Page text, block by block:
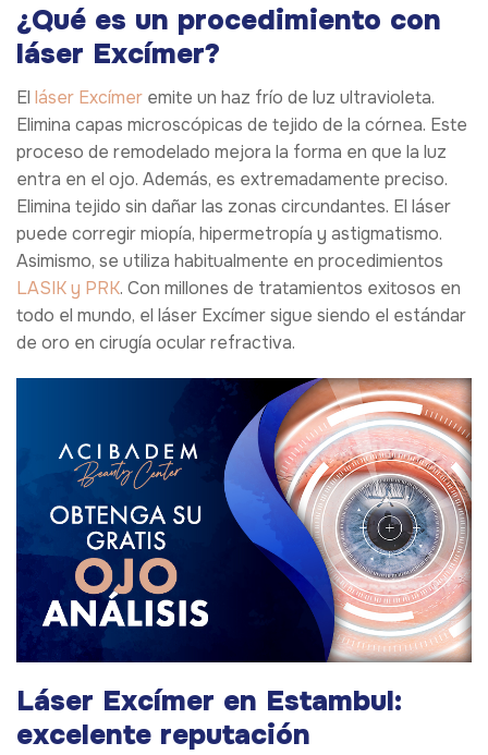
¿Qué es un procedimiento con
láser Excímer?
El láser Excímer emite un haz frío de luz ultravioleta.
Elimina capas microscópicas de tejido de la córnea. Este
proceso de remodelado mejora la forma en que la luz
entra en el ojo. Además, es extremadamente preciso.
Elimina tejido sin dañar las zonas circundantes. El láser
puede corregir miopía, hipermetropía y astigmatismo.
Asimismo, se utiliza habitualmente en procedimientos
LASIK y PRK. Con millones de tratamientos exitosos en
todo el mundo, el láser Excímer sigue siendo el estándar
de oro en cirugía ocular refractiva.
Láser Excímer en Estambul:
excelente reputación